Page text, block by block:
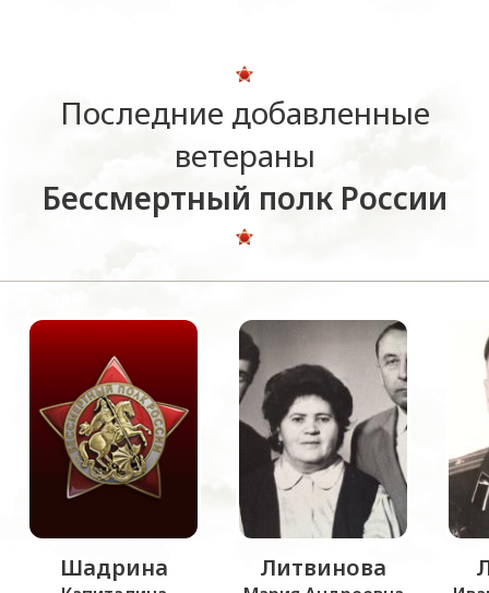
Последние добавленные
ветераны
Бессмертный полк России
Шадрина Литвинова